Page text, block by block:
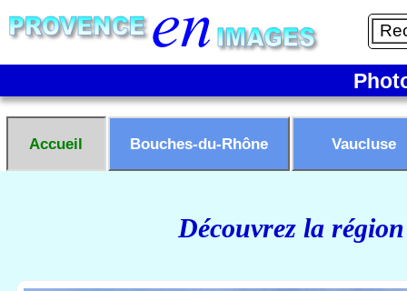
Accueil Bouches-du-Rhône Vaucluse
Découvrez la